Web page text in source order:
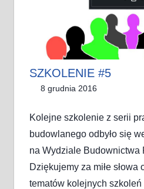
SZKOLENIE #5
8 grudnia 2016
Kolejne szkolenie z serii
budowlanego odbyło się
na Wydziale Budownictwa
Dziękujemy za miłe słowa
tematów kolejnych